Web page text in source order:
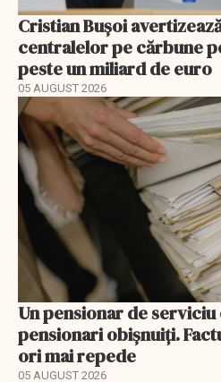
Cristian Bușoi
centralelor pe cărbune
peste un miliard de euro
05 AUGUST 2026
Un pensionar de serviciu
pensionari obișnuiți.
ori mai repede
05 AUGUST 2026